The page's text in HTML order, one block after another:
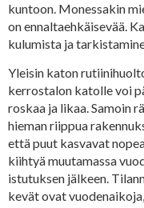
kuntoon. Monessakin
on ennaltaehkäisevää.
kulumista ja
Yleisin katon
kerrostalon katolle voi
roskaa ja likaa. Samoin
hieman riippua
että puut kasvavat
kiihtyä muutamassa
istutuksen jälkeen.
kevät ovat